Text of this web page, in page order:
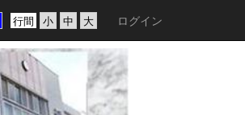
行間 ログイン